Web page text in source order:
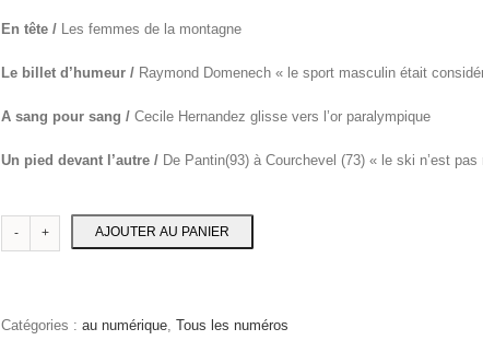
En tête / Les femmes de la montagne
Le billet d’humeur / Raymond Domenech « le sport masculin était
A sang pour sang / Cecile Hernandez glisse vers l’or paralympique
Un pied devant l’autre / De Pantin(93) à Courchevel (73) « le ski n’est pas
AJOUTER AU PANIER
Catégories : au numérique Tous les numéros